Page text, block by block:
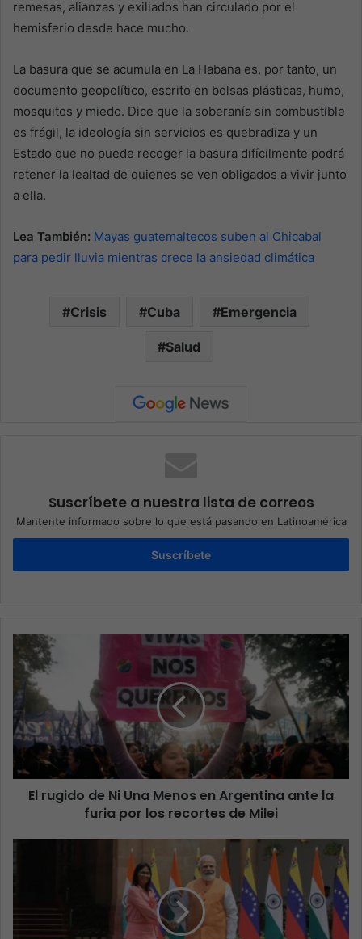
remesas, alianzas y exiliados han circulado por el
hemisferio desde hace mucho.
La basura que se acumula en La Habana es, por tanto, un
documento geopolítico, escrito en bolsas plásticas, humo,
mosquitos y miedo. Dice que la soberanía sin combustible
es frágil, la ideología sin servicios es quebradiza y un
Estado que no puede recoger la basura difícilmente podrá
retener la lealtad de quienes se ven obligados a vivir junto
a ella.
Lea También: Mayas guatemaltecos suben al Chicabal
para pedir lluvia mientras crece la ansiedad climática
Crisis Cuba Emergencia
Salud
Suscríbete a nuestra lista de correos
Mantente informado sobre lo que está pasando en Latinoamérica
Suscríbete
El rugido de Ni Una Menos en Argentina ante la
furia por los recortes de Milei